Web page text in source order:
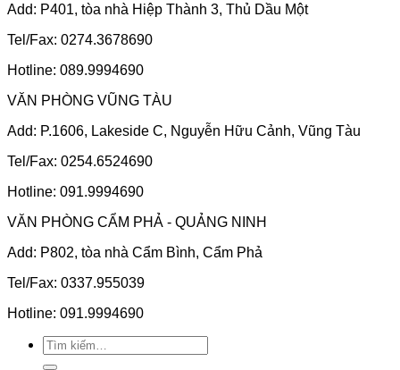
Add: P401, tòa nhà Hiệp Thành 3, Thủ Dầu Một
Tel/Fax: 0274.3678690
Hotline: 089.9994690
VĂN PHÒNG VŨNG TÀU
Add: P.1606, Lakeside C, Nguyễn Hữu Cảnh, Vũng Tàu
Tel/Fax: 0254.6524690
Hotline: 091.9994690
VĂN PHÒNG CẨM PHẢ - QUẢNG NINH
Add: P802, tòa nhà Cẩm Bình, Cẩm Phả
Tel/Fax: 0337.955039
Hotline: 091.9994690
Tìm
kiếm: